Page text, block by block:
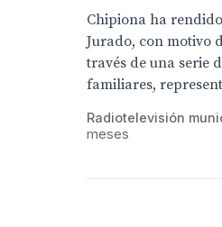
Chipiona ha
Jurado, con motivo
través de una serie
familiares,
Radiotelevisión
meses